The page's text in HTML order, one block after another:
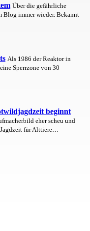
Über die gefährliche
Blog immer wieder. Bekannt
Als 1986 der Reaktor in
Sperrzone von 30
beginnt
eher scheu und
für Alttiere…